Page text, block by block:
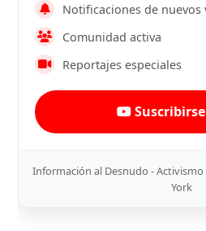
Notificaciones de nuevos
Comunidad activa
Reportajes especiales
Información al Desnudo -
York